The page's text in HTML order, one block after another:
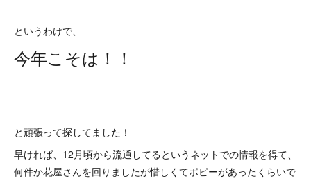
というわけで、
今年こそは！！
と頑張って探してました！
早ければ、12月頃から流通してるというネットでの情報を得て、
何件か花屋さんを回りましたが惜しくてポピーがあったくらいで